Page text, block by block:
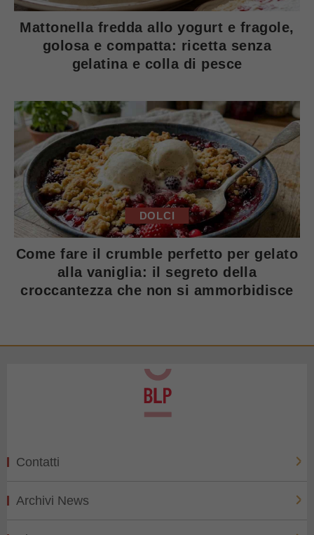
Mattonella fredda allo yogurt e fragole,
golosa e compatta: ricetta senza
gelatina e colla di pesce
DOLCI
Come fare il crumble perfetto per gelato
alla vaniglia: il segreto della
croccantezza che non si ammorbidisce
Contatti
Archivi News